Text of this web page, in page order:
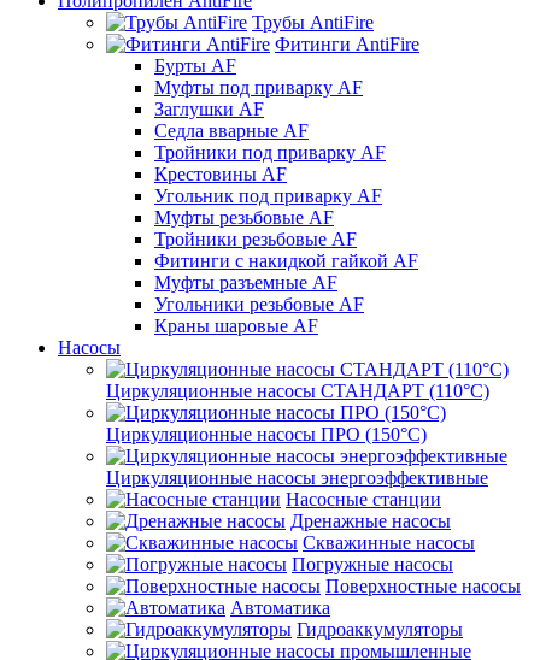
Трубы AntiFire
Фитинги AntiFire
Бурты AF
Муфты под приварку AF
Заглушки AF
Седла вварные AF
Тройники под приварку AF
Крестовины AF
Угольник под приварку AF
Муфты резьбовые AF
Тройники резьбовые AF
Фитинги с накидкой гайкой AF
Муфты разъемные AF
Угольники резьбовые AF
Краны шаровые AF
Насосы
Циркуляционные насосы СТАНДАРТ (110°C)
Циркуляционные насосы ПРО (150°C)
Циркуляционные насосы энергоэффективные
Насосные станции
Дренажные насосы
Скважинные насосы
Погружные насосы
Поверхностные насосы
Автоматика
Гидроаккумуляторы